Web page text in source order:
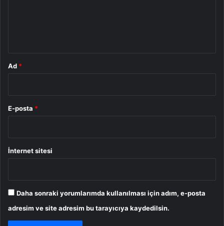
Ad *
E-posta *
İnternet sitesi
Daha sonraki yorumlarımda kullanılması için adım, e-posta
adresim ve site adresim bu tarayıcıya kaydedilsin.